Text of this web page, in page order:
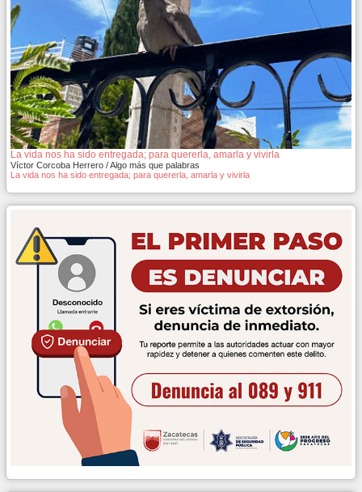
La vida nos ha sido entregada; para quererla, amarla y vivirla
Víctor Corcoba Herrero / Algo más que palabras
La vida nos ha sido entregada; para quererla, amarla y vivirla